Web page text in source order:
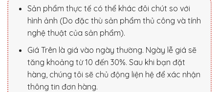
Sản phẩm thực tế có thể khác đôi chút so với
hình ảnh (Do đặc thù sản phẩm thủ công và tính
nghệ thuật của sản phẩm).
Giá Trên là giá vào ngày thường. Ngày lễ giá sẽ
tăng khoảng từ 10 đến 30%. Sau khi bạn đặt
hàng, chúng tôi sẽ chủ động liện hệ để xác nhận
thông tin đơn hàng.